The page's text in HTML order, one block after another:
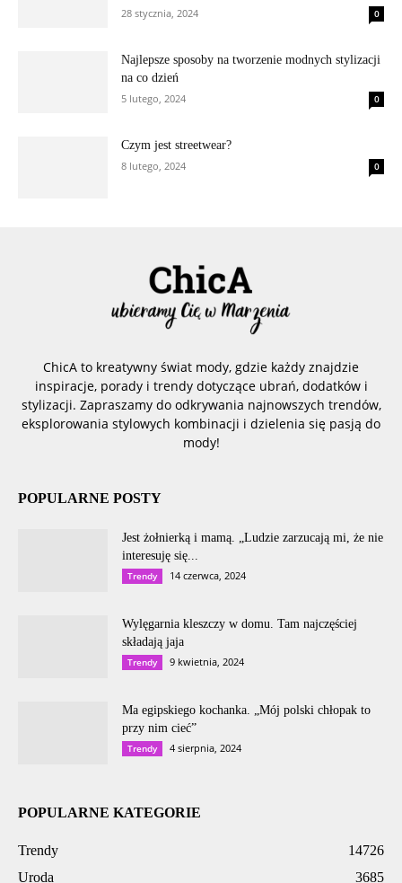
28 stycznia, 2024
0
Najlepsze sposoby na tworzenie modnych stylizacji
na co dzień
5 lutego, 2024
0
Czym jest streetwear?
8 lutego, 2024
0
ChicA to kreatywny świat mody, gdzie każdy znajdzie
inspiracje, porady i trendy dotyczące ubrań, dodatków i
stylizacji. Zapraszamy do odkrywania najnowszych trendów,
eksplorowania stylowych kombinacji i dzielenia się pasją do
mody!
POPULARNE POSTY
Jest żołnierką i mamą. „Ludzie zarzucają mi, że nie
interesuję się...
Trendy 14 czerwca, 2024
Wylęgarnia kleszczy w domu. Tam najczęściej
składają jaja
Trendy 9 kwietnia, 2024
Ma egipskiego kochanka. „Mój polski chłopak to
przy nim cieć”
Trendy 4 sierpnia, 2024
POPULARNE KATEGORIE
Trendy
14726
Uroda
3685